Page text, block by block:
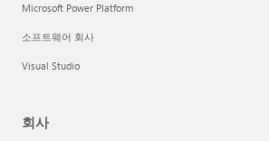
Microsoft Power Platform
소프트웨어 회사
Visual Studio
회사